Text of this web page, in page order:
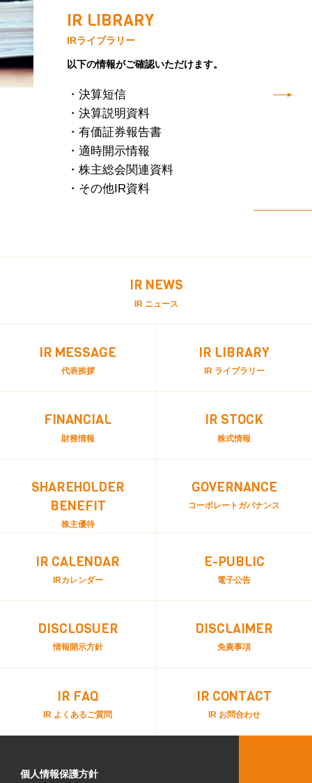
IR LIBRARY
IRライブラリー
以下の情報がご確認いただけます。
・決算短信
・決算説明資料
・有価証券報告書
・適時開示情報
・株主総会関連資料
・その他IR資料
IR NEWS
IR ニュース
IR MESSAGE
代表挨拶
IR LIBRARY
IR ライブラリー
FINANCIAL
財務情報
IR STOCK
株式情報
SHAREHOLDER
BENEFIT
株主優待
GOVERNANCE
コーポレートガバナンス
IR CALENDAR
IRカレンダー
E-PUBLIC
電子公告
DISCLOSUER
情報開示方針
DISCLAIMER
免責事項
IR FAQ
IR よくあるご質問
IR CONTACT
IR お問合わせ
個人情報保護方針